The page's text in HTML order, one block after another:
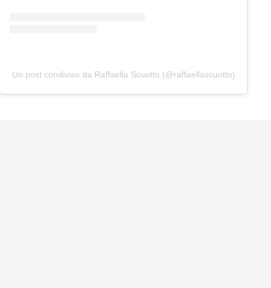
Un post condiviso da Raffaella Scuotto (@raffaellascuotto)